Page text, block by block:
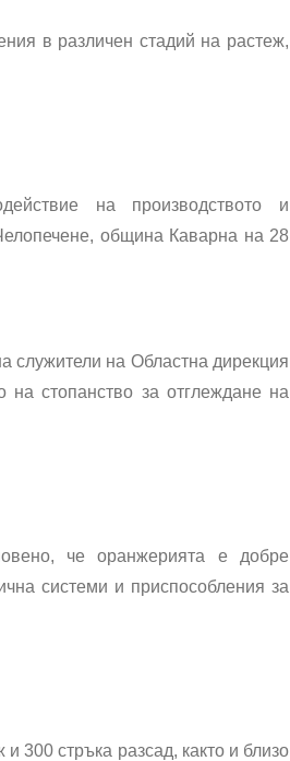
в различен стадий на растеж,
на производството и
община Каварна на 28
служители на Областна дирекция
на стопанство за отглеждане на
че оранжерията е добре
системи и приспособления за
и 300 стръка разсад, както и близо